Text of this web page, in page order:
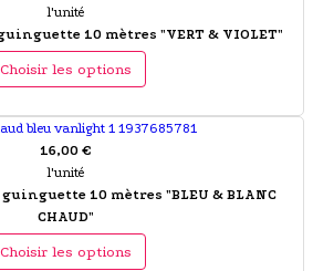
l'unité
10 mètres "VERT & VIOLET"
Choisir les options
16,00 €
l'unité
10 mètres "BLEU & BLANC
CHAUD"
Choisir les options